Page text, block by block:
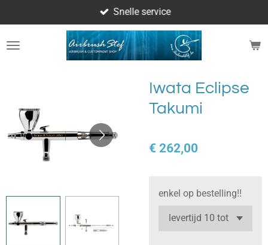
direct
naar
Snelle service
Iwata Eclipse
Takumi
€ 262,00
enkel op bestelling!!